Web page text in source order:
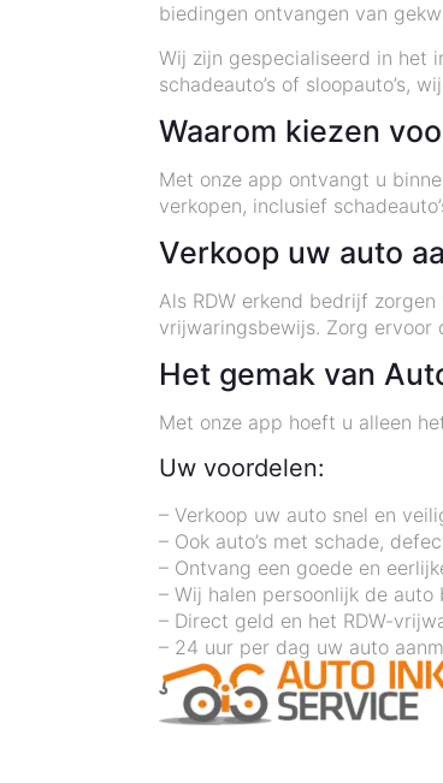
biedingen ontvangen van
Wij zijn gespecialiseerd in het
schadeauto’s of sloopauto’s,
Waarom kiezen
Met onze app ontvangt u
verkopen, inclusief
Verkoop uw auto
Als RDW erkend bedrijf
vrijwaringsbewijs. Zorg ervoor
Het gemak van
Met onze app hoeft u alleen
Uw voordelen:
– Verkoop uw auto snel en
– Ook auto’s met schade,
– Ontvang een goede en
– Wij halen persoonlijk de auto
– Direct geld en het RDW-
– 24 uur per dag uw auto